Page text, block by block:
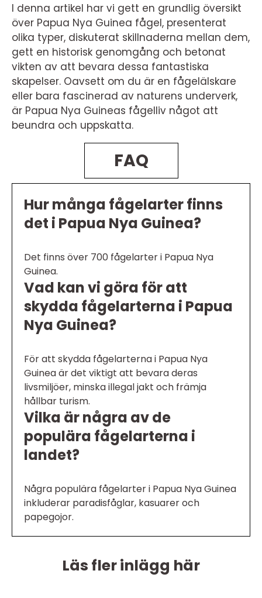
I denna artikel har vi gett en grundlig översikt
över Papua Nya Guinea fågel, presenterat
olika typer, diskuterat skillnaderna mellan dem,
gett en historisk genomgång och betonat
vikten av att bevara dessa fantastiska
skapelser. Oavsett om du är en fågelälskare
eller bara fascinerad av naturens underverk,
är Papua Nya Guineas fågelliv något att
beundra och uppskatta.
FAQ
Hur många fågelarter finns
det i Papua Nya Guinea?
Det finns över 700 fågelarter i Papua Nya
Guinea.
Vad kan vi göra för att
skydda fågelarterna i Papua
Nya Guinea?
För att skydda fågelarterna i Papua Nya
Guinea är det viktigt att bevara deras
livsmiljöer, minska illegal jakt och främja
hållbar turism.
Vilka är några av de
populära fågelarterna i
landet?
Några populära fågelarter i Papua Nya Guinea
inkluderar paradisfåglar, kasuarer och
papegojor.
Läs fler inlägg här